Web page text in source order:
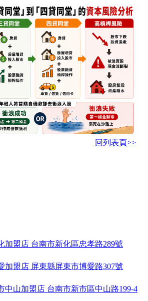
回列表頁>>
加盟店 台南市新化區忠孝路289號
加盟店 屏東縣屏東市博愛路307號
中山加盟店 台南市新市區中山路199-4